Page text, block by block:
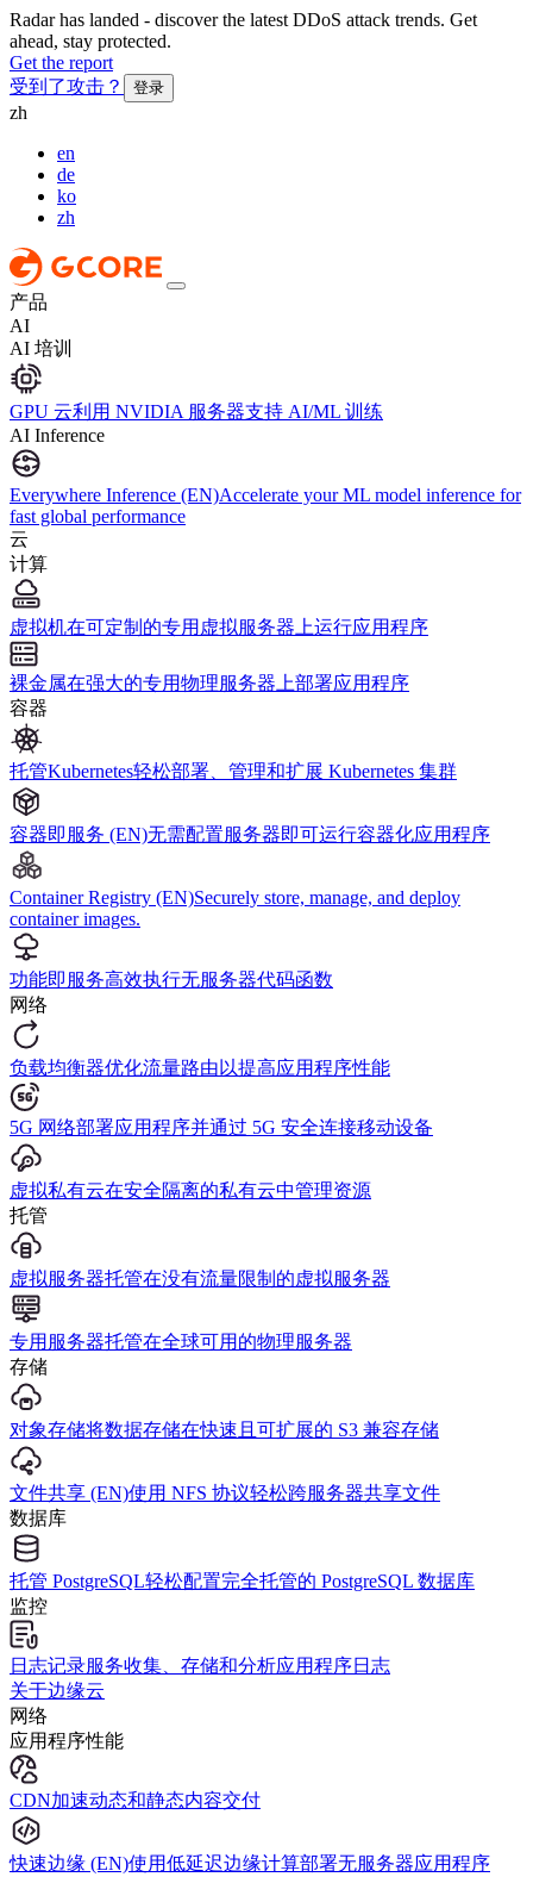
Radar has landed - discover the latest DDoS attack trends. Get
ahead, stay protected.
Get the report
受到了攻击？
登录
zh
en
de
ko
zh
产品
AI
AI 培训
GPU 云利用 NVIDIA 服务器支持 AI/ML 训练
AI Inference
Everywhere Inference (EN)Accelerate your ML model inference for
fast global performance
云
计算
虚拟机在可定制的专用虚拟服务器上运行应用程序
裸金属在强大的专用物理服务器上部署应用程序
容器
托管Kubernetes轻松部署、管理和扩展 Kubernetes 集群
容器即服务 (EN)无需配置服务器即可运行容器化应用程序
Container Registry (EN)Securely store, manage, and deploy
container images.
功能即服务高效执行无服务器代码函数
网络
负载均衡器优化流量路由以提高应用程序性能
5G 网络部署应用程序并通过 5G 安全连接移动设备
虚拟私有云在安全隔离的私有云中管理资源
托管
虚拟服务器托管在没有流量限制的虚拟服务器
专用服务器托管在全球可用的物理服务器
存储
对象存储将数据存储在快速且可扩展的 S3 兼容存储
文件共享 (EN)使用 NFS 协议轻松跨服务器共享文件
数据库
托管 PostgreSQL轻松配置完全托管的 PostgreSQL 数据库
监控
日志记录服务收集、存储和分析应用程序日志
关于边缘云
网络
应用程序性能
CDN加速动态和静态内容交付
快速边缘 (EN)使用低延迟边缘计算部署无服务器应用程序